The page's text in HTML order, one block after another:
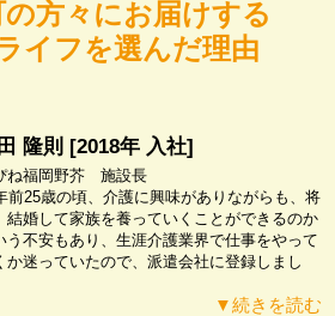
方々にお届けする
イフを選んだ理由
隆則 [2018年 入社]
ね福岡野芥 施設長
前25歳の頃、介護に興味がありながらも、将
結婚して家族を養っていくことができるのか
う不安もあり、生涯介護業界で仕事をやって
か迷っていたので、派遣会社に登録しまし
▼続きを読む